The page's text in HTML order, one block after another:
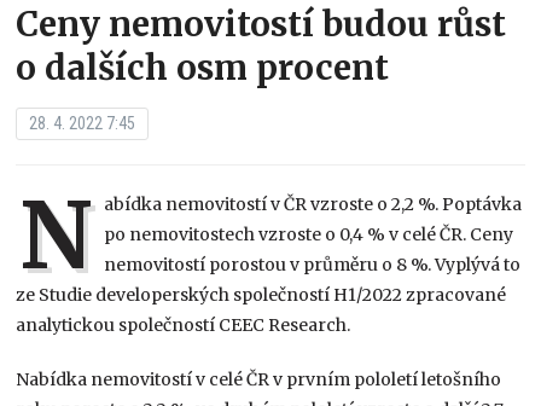
Ceny nemovitostí budou růst
o dalších osm procent
28. 4. 2022 7:45
N abídka nemovitostí v ČR vzroste o 2,2 %. Poptávka
po nemovitostech vzroste o 0,4 % v celé ČR. Ceny
nemovitostí porostou v průměru o 8 %. Vyplývá to
ze Studie developerských společností H1/2022 zpracované
analytickou společností CEEC Research.
Nabídka nemovitostí v celé ČR v prvním pololetí letošního